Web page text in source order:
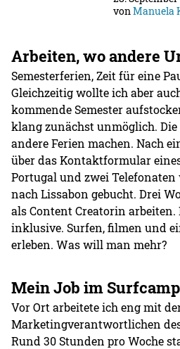
vonManuela
Arbeiten, wo andere
Semesterferien, Zeit für eine
Gleichzeitig wollte ich aber
kommende Semester
klang zunächst unmöglich.
andere Ferien machen. Nach
über das Kontaktformular
Portugal und zwei Telefonaten
nach Lissabon gebucht. Drei
als Content Creatorin arbeiten.
inklusive. Surfen, filmen und
erleben. Was will man mehr?
Mein Job im Surfcamp
Vor Ort arbeitete ich eng mit
Marketingverantwortlichen
Rund 30 Stunden pro Woche